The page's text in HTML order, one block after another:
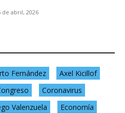
abril, 2026
Fernández
Axel Kicillof
Coronavirus
Valenzuela
Economía